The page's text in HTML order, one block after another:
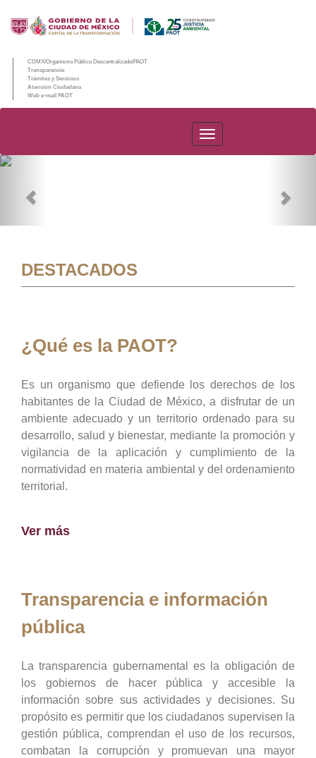
CDMX/Organismo Público Descentralizado/PAOT
Transparencia
Trámites y Servicios
Atención Ciudadana
Web e-mail PAOT
PAOT
DESTACADOS
¿Qué es la PAOT?
Es un organismo que defiende los derechos de los
habitantes de la Ciudad de México, a disfrutar de un
ambiente adecuado y un territorio ordenado para su
desarrollo, salud y bienestar, mediante la promoción y
vigilancia de la aplicación y cumplimiento de la
normatividad en materia ambiental y del ordenamiento
territorial.
Ver más
Transparencia e información
pública
La transparencia gubernamental es la obligación de
los gobiernos de hacer pública y accesible la
información sobre sus actividades y decisiones. Su
propósito es permitir que los ciudadanos supervisen la
gestión pública, comprendan el uso de los recursos,
combatan la corrupción y promuevan una mayor